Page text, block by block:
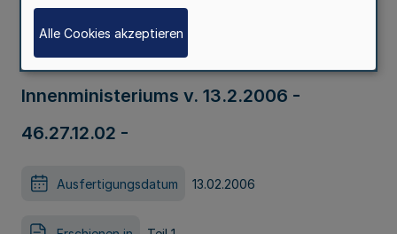
Polizeivollzugsdienst RdErl. d.
Innenministeriums v. 13.2.2006 -
46.27.12.02 -
Ausfertigungsdatum 13.02.2006
Alle Cookies akzeptieren